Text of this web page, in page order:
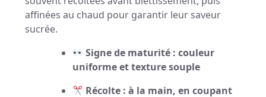
affinées au chaud pour garantir leur saveur
sucrée.
Signe de maturité : couleur
uniforme et texture souple
Récolte : à la main, en coupant